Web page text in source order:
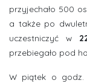
przyjechało 500
a także po
uczestniczyć w
przebiegało pod
W piątek o godz.